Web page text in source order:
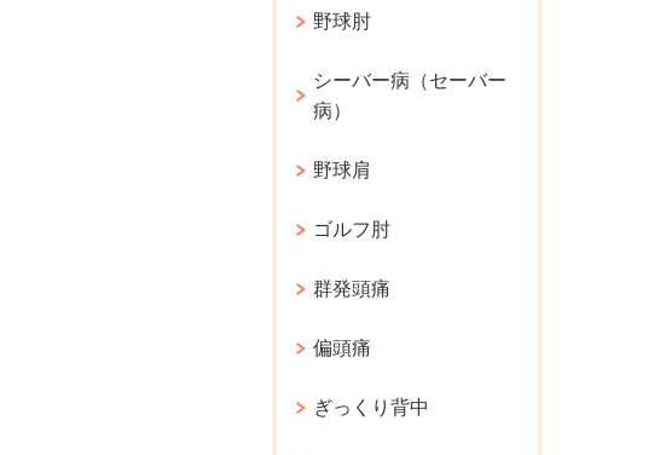
野球肘
シーバー病（セーバー
病）
野球肩
ゴルフ肘
群発頭痛
偏頭痛
ぎっくり背中